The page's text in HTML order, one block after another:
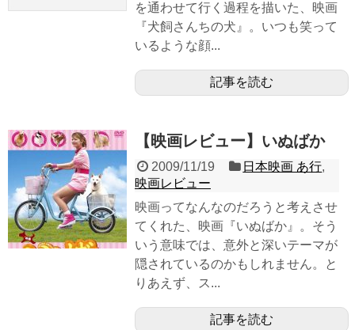
を通わせて行く過程を描いた、映画
『犬飼さんちの犬』。いつも笑って
いるような顔...
記事を読む
【映画レビュー】いぬばか
2009/11/19 日本映画 あ行,
映画レビュー
映画ってなんなのだろうと考えさせ
てくれた、映画『いぬばか』。そう
いう意味では、意外と深いテーマが
隠されているのかもしれません。と
りあえず、ス...
記事を読む